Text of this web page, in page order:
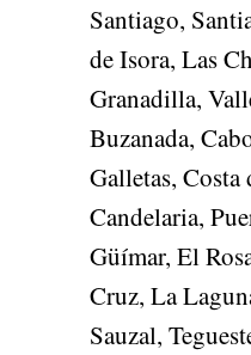
Santiago,
de Isora, Las
Granadilla,
Buzanada,
Galletas,
Candelaria,
Güímar, El
Cruz, La
Sauzal,